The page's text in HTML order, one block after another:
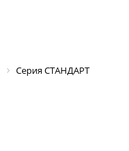
Серия СТАНДАРТ